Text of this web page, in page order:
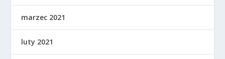
marzec 2021
luty 2021